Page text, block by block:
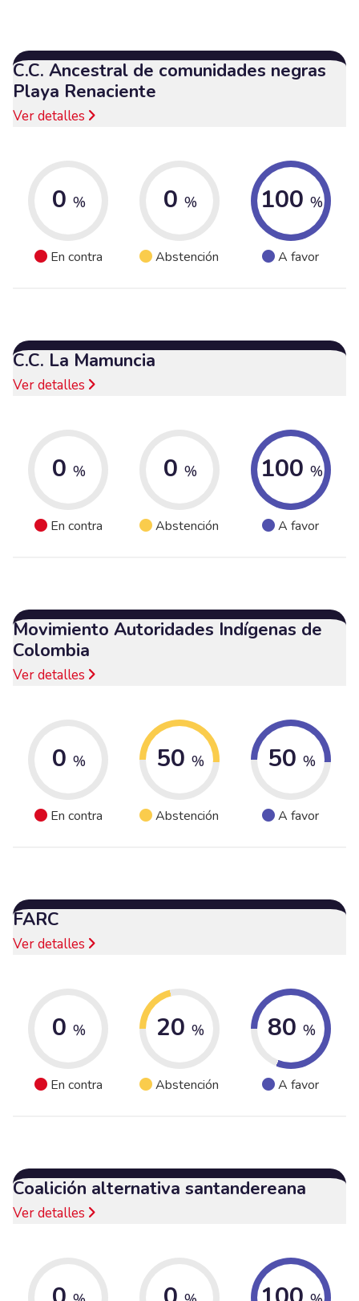
C.C. Ancestral de comunidades negras
Playa Renaciente
Ver detalles
0 %
En contra
0 %
Abstención
100 %
A favor
C.C. La Mamuncia
Ver detalles
0 %
En contra
0 %
Abstención
100 %
A favor
Movimiento Autoridades Indígenas de
Colombia
Ver detalles
0 %
En contra
50 %
Abstención
50 %
A favor
FARC
Ver detalles
0 %
En contra
20 %
Abstención
80 %
A favor
Coalición alternativa santandereana
Ver detalles